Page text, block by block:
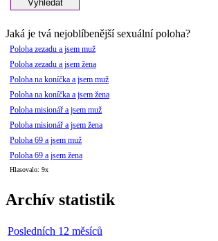
Jaká je tvá nejoblíbenější sexuální poloha?
Poloha zezadu a jsem muž
Poloha zezadu a jsem žena
Poloha na koníčka a jsem muž
Poloha na koníčka a jsem žena
Poloha misionář a jsem muž
Poloha misionář a jsem žena
Poloha 69 a jsem muž
Poloha 69 a jsem žena
Hlasovalo: 9x
Archív statistik
Posledních 12 měsíců